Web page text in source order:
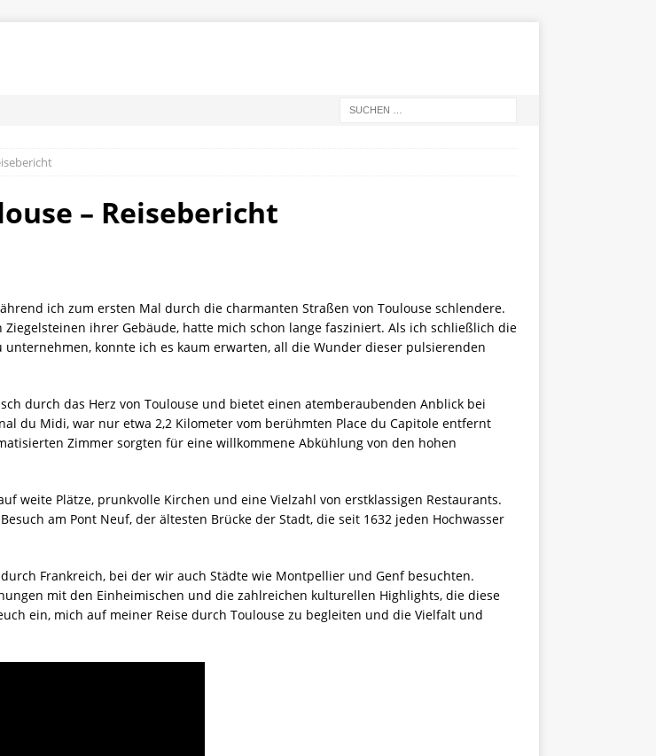
– Reisebericht
ich zum ersten Mal durch die charmanten Straßen von Toulouse schlendere.
ihrer Gebäude, hatte mich schon lange fasziniert. Als ich schließlich die
konnte ich es kaum erwarten, all die Wunder dieser pulsierenden
durch das Herz von Toulouse und bietet einen atemberaubenden Anblick bei
du Midi, war nur etwa 2,2 Kilometer vom berühmten Place du Capitole entfernt
Zimmer sorgten für eine willkommene Abkühlung von den hohen
weite Plätze, prunkvolle Kirchen und eine Vielzahl von erstklassigen Restaurants.
am Pont Neuf, der ältesten Brücke der Stadt, die seit 1632 jeden Hochwasser
Frankreich, bei der wir auch Städte wie Montpellier und Genf besuchten.
mit den Einheimischen und die zahlreichen kulturellen Highlights, die diese
ein, mich auf meiner Reise durch Toulouse zu begleiten und die Vielfalt und